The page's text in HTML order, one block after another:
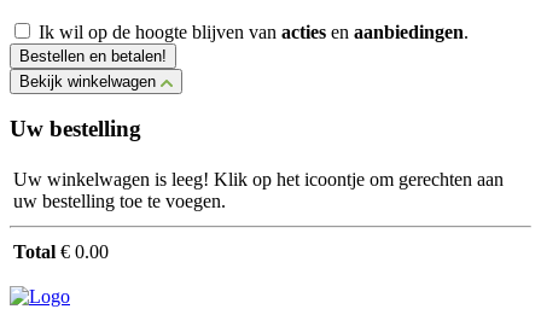
Ik wil op de hoogte blijven van acties en aanbiedingen.
Bestellen en betalen!
Bekijk winkelwagen
Uw bestelling
Uw winkelwagen is leeg! Klik op het icoontje om gerechten aan
uw bestelling toe te voegen.
Total € 0.00